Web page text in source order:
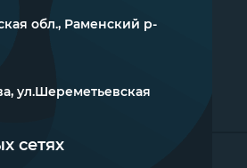
обл., Раменский р-
ул.Шереметьевская
сетях